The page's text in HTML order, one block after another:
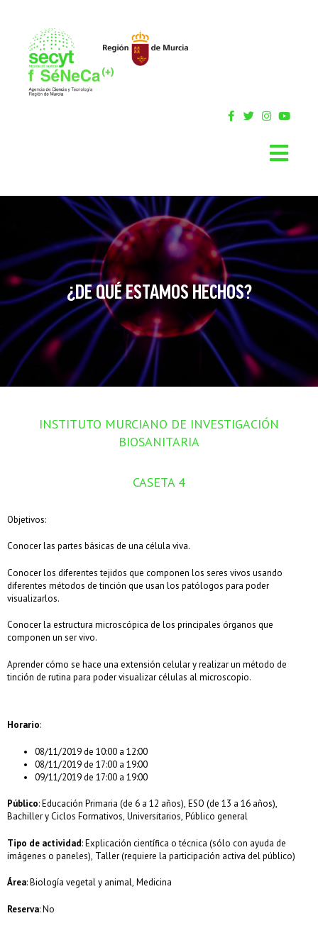
¿DE QUÉ ESTAMOS HECHOS?
INSTITUTO MURCIANO DE INVESTIGACIÓN
BIOSANITARIA
CASETA 4
Objetivos:
Conocer las partes básicas de una célula viva.
Conocer los diferentes tejidos que componen los seres vivos usando
diferentes métodos de tinción que usan los patólogos para poder
visualizarlos.
Conocer la estructura microscópica de los principales órganos que
componen un ser vivo.
Aprender cómo se hace una extensión celular y realizar un método de
tinción de rutina para poder visualizar células al microscopio.
Horario:
08/11/2019 de 10:00 a 12:00
08/11/2019 de 17:00 a 19:00
09/11/2019 de 17:00 a 19:00
Público: Educación Primaria (de 6 a 12 años), ESO (de 13 a 16 años),
Bachiller y Ciclos Formativos, Universitarios, Público general
Tipo de actividad: Explicación científica o técnica (sólo con ayuda de
imágenes o paneles), Taller (requiere la participación activa del público)
Área: Biología vegetal y animal, Medicina
Reserva: No